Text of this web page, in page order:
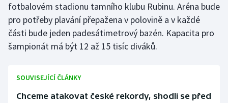
fotbalovém stadionu tamního klubu Rubinu. Aréna bude
pro potřeby plavání přepažena v polovině a v každé
části bude jeden padesátimetrový bazén. Kapacita pro
šampionát má být 12 až 15 tisíc diváků.
SOUVISEJÍCÍ ČLÁNKY
Chceme atakovat české rekordy, shodli se před